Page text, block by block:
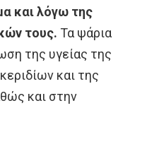
και λόγω της
τους. Τα ψάρια
της υγείας της
και της
και στην